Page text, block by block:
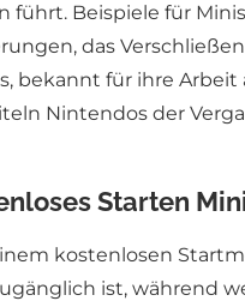
führt. Beispiele für
das
bekannt für ihre Arbeit
Nintendos der
Starten
kostenlosen
ist, während